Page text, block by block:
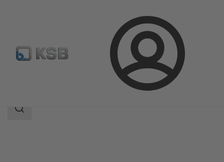
Login
Estigia
Suchbereich